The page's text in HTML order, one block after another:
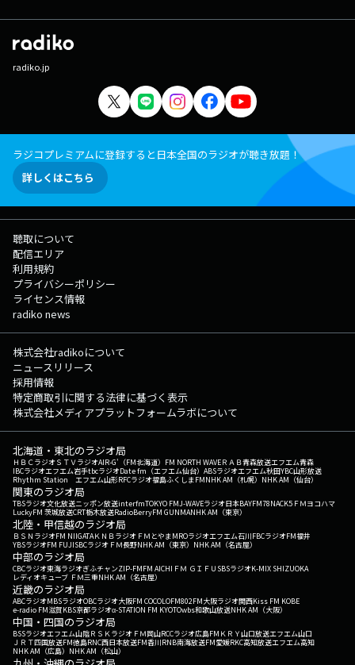
radiko.jp
ラジコプレミアムに登録すると日本全国のラジオが聴き放題！
詳しくはこちら
聴取について
配信エリア
利用規約
プライバシーポリシー
ライセンス情報
radiko news
株式会社radikoについて
ニュースリリース
採用情報
特定商取引に関する法律に基づく表示
株式会社メディアプラットフォームラボについて
北海道・東北のラジオ局
ＨＢＣラジオＳＴＶラジオAIR-G'（FM北海道） FM NORTH WAVEＲＡＢ青森放送エフエム青森
IBCラジオエフエム岩手tbcラジオDate fm（エフエム仙台） ABSラジオエフエム秋田YBC山形放送
Rhythm Station エフエム山形RFCラジオ福島ふくしまFMNHK AM（札幌） NHK AM（仙台）
関東のラジオ局
TBSラジオ文化放送ニッポン放送interfmTOKYO FMJ-WAVEラジオ日本BAYFM78NACK5 ＦＭヨコハマ
LuckyFM 茨城放送CRT栃木放送RadioBerryFM GUNMANHK AM（東京）
北陸・甲信越のラジオ局
ＢＳＮラジオFM NIIGATAＫＮＢラジオ ＦＭとやまMROラジオエフエム石川FBCラジオFM福井
YBSラジオFM FUJISBCラジオ ＦＭ長野NHK AM（東京） NHK AM（名古屋）
中部のラジオ局
CBCラジオ東海ラジオぎふチャンZIP-FMFM AICHI ＦＭ ＧＩＦＵ SBSラジオK-MIX SHIZUOKA
レディオキューブ ＦＭ三重NHK AM（名古屋）
近畿のラジオ局
ABCラジオMBSラジオOBCラジオ大阪FM COCOLOFM802FM大阪ラジオ関西Kiss FM KOBE
e-radio FM滋賀KBS京都ラジオα-STATION FM KYOTOwbs和歌山放送NHK AM（大阪）
中国・四国のラジオ局
BSSラジオエフエム山陰ＲＳＫラジオ ＦＭ岡山RCCラジオ広島FM ＫＲＹ山口放送エフエム山口
ＪＲＴ四国放送FM徳島RNC西日本放送FM香川RNB南海放送FM愛媛RKC高知放送エフエム高知
NHK AM（広島） NHK AM（松山）